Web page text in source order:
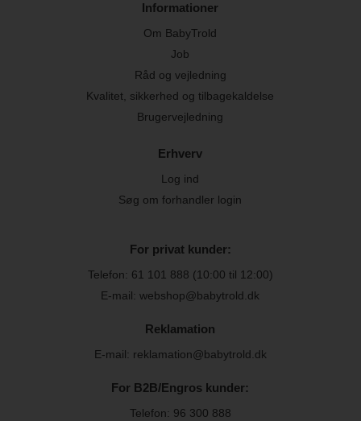
Informationer
Om BabyTrold
Job
Råd og vejledning
Kvalitet, sikkerhed og tilbagekaldelse
Brugervejledning
Erhverv
Log ind
Søg om forhandler login
For privat kunder:
Telefon: 61 101 888 (10:00 til 12:00)
E-mail: webshop@babytrold.dk
Reklamation
E-mail: reklamation@babytrold.dk
For B2B/Engros kunder:
Telefon: 96 300 888